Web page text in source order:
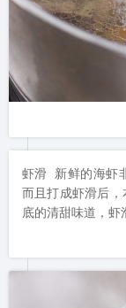
虾滑 新鲜的海虾
而且打成虾滑后
底的清甜味道，虾